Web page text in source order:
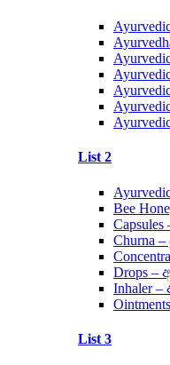
List 2
Bee
Churna
Drops –
Inhaler
List 3